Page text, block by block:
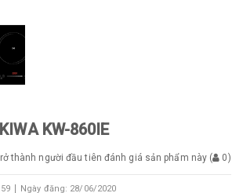
KW-860IE
thành người đầu tiên đánh giá sản phẩm này ( 0)
Ngày đăng: 28/06/2020